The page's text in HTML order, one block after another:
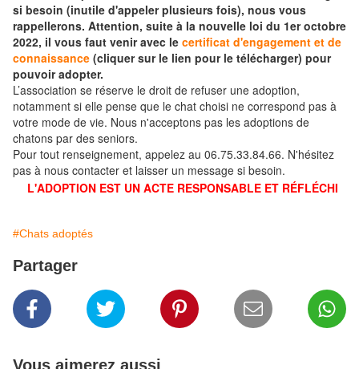
si besoin (inutile d'appeler plusieurs fois), nous vous
rappellerons. Attention, suite à la nouvelle loi du 1er octobre
2022, il vous faut venir avec le certificat d'engagement et de
connaissance (cliquer sur le lien pour le télécharger) pour
pouvoir adopter.
L’association se réserve le droit de refuser une adoption,
notamment si elle pense que le chat choisi ne correspond pas à
votre mode de vie. Nous n'acceptons pas les adoptions de
chatons par des seniors.
Pour tout renseignement, appelez au 06.75.33.84.66. N'hésitez
pas à nous contacter et laisser un message si besoin.
L'ADOPTION EST UN ACTE RESPONSABLE ET RÉFLÉCHI
#Chats adoptés
Partager
Vous aimerez aussi